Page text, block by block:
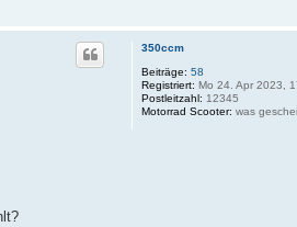
350ccm
Beiträge: 58
Registriert: Mo 24. Apr 2023,
Postleitzahl: 12345
Motorrad Scooter: was